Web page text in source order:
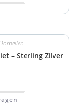
Oorbellen
– Sterling Zilver